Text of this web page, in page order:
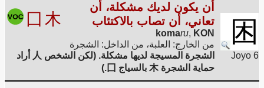
困
Joyo 6
أن يكون لديك مشكلة، أن
تعاني، أن تصاب بالاكتئاب
komaru, KON
囗 木
من الخارج: العلبة، من الداخل: الشجرة
الشجرة المسيجة لديها مشكلة. (لكن الشخص 人 أراد
حماية الشجرة 木 بالسياج 囗.)